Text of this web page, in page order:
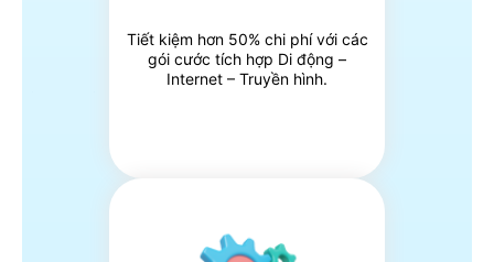
Tiết kiệm hơn 50% chi phí với các
gói cước tích hợp Di động –
Internet – Truyền hình.